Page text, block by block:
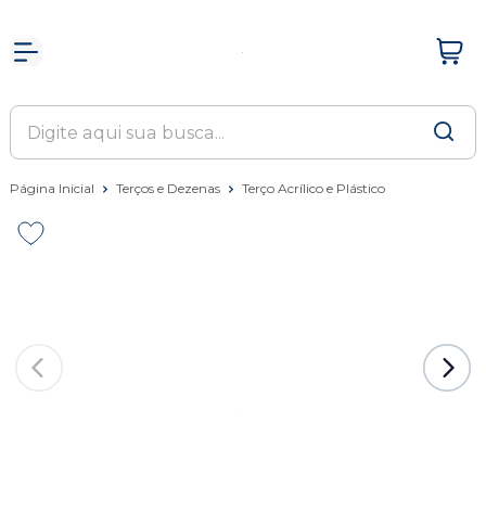
Página Inicial Terços e Dezenas Terço Acrílico e Plástico